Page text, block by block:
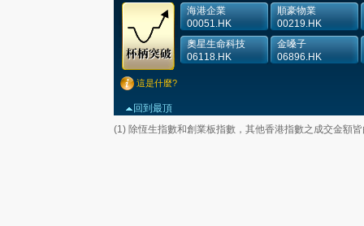
這是什麼?
回到最頂
海港企業
00051.HK
順豪物業
00219.HK
奧星生命科技
06118.HK
金嗓子
06896.HK
(1) 除恆生指數和創業板指數，其他香港指數之成交金額